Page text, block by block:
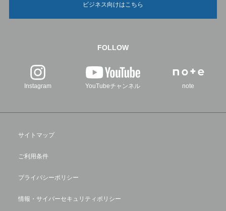
ビジネス向けはこちら
FOLLOW
Instagram YouTubeチャンネル note
サイトマップ
ご利用条件
プライバシーポリシー
情報・サイバーセキュリティポリシー